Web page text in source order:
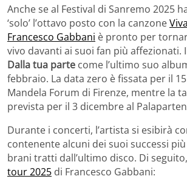
Anche se al Festival di Sanremo 2025
‘solo’ l’ottavo posto con la canzone
Francesco Gabbani è pronto per
vivo davanti ai suoi fan più affezionati.
Dalla tua parte come l’ultimo suo
febbraio. La data zero è fissata per il
Mandela Forum di Firenze, mentre la
prevista per il 3 dicembre al
Durante i concerti, l’artista si esibirà
contenente alcuni dei suoi successi
brani tratti dall’ultimo disco. Di
tour 2025 di Francesco Gabbani: